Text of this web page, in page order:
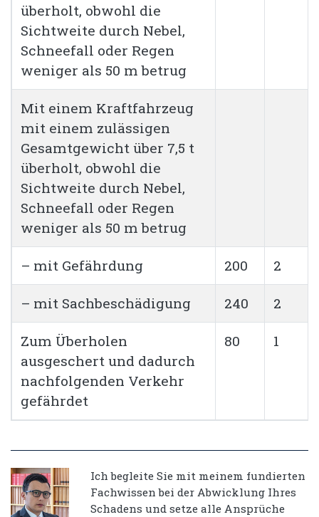
überholt, obwohl die
Sichtweite durch Nebel,
Schneefall oder Regen
weniger als 50 m betrug
Mit einem Kraftfahrzeug
mit einem zulässigen
Gesamtgewicht über 7,5 t
überholt, obwohl die
Sichtweite durch Nebel,
Schneefall oder Regen
weniger als 50 m betrug
– mit Gefährdung 200 2
– mit Sachbeschädigung 240 2
Zum Überholen
ausgeschert und dadurch
nachfolgenden Verkehr
gefährdet
80 1
Ich begleite Sie mit meinem fundierten
Fachwissen bei der Abwicklung Ihres
Schadens und setze alle Ansprüche